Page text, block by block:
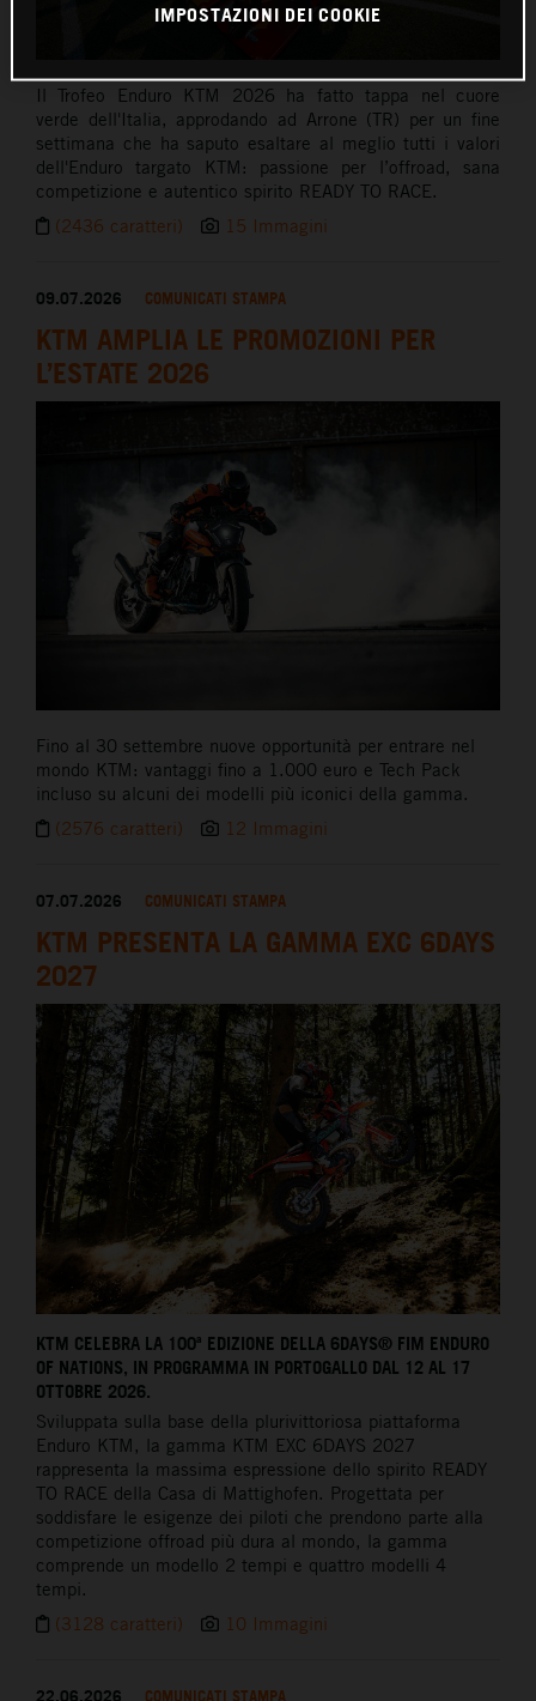
Il Trofeo Enduro KTM 2026 ha fatto tappa nel cuore
verde dell'Italia, approdando ad Arrone (TR) per un fine
settimana che ha saputo esaltare al meglio tutti i valori
dell'Enduro targato KTM: passione per l’offroad, sana
competizione e autentico spirito READY TO RACE.
(2436 caratteri)
15 Immagini
09.07.2026 COMUNICATI STAMPA
KTM AMPLIA LE PROMOZIONI PER
L’ESTATE 2026
Fino al 30 settembre nuove opportunità per entrare nel
mondo KTM: vantaggi fino a 1.000 euro e Tech Pack
incluso su alcuni dei modelli più iconici della gamma.
(2576 caratteri)
12 Immagini
07.07.2026 COMUNICATI STAMPA
KTM PRESENTA LA GAMMA EXC 6DAYS
2027
KTM CELEBRA LA 100ª EDIZIONE DELLA 6DAYS® FIM ENDURO
OF NATIONS, IN PROGRAMMA IN PORTOGALLO DAL 12 AL 17
OTTOBRE 2026.
Sviluppata sulla base della plurivittoriosa piattaforma
Enduro KTM, la gamma KTM EXC 6DAYS 2027
rappresenta la massima espressione dello spirito READY
TO RACE della Casa di Mattighofen. Progettata per
soddisfare le esigenze dei piloti che prendono parte alla
competizione offroad più dura al mondo, la gamma
comprende un modello 2 tempi e quattro modelli 4
tempi.
(3128 caratteri)
10 Immagini
22.06.2026 COMUNICATI STAMPA
IMPOSTAZIONI DEI COOKIE